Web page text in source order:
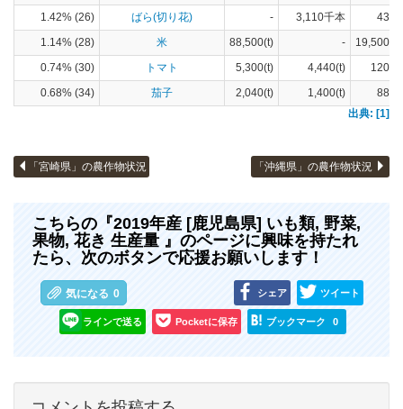
1.42% (26)
ばら(切り花) - 3,110千本
1.14% (28)
米 88,500(t) -
0.74% (30)
トマト 5,300(t) 4,440(t)
0.68% (34)
茄子 2,040(t) 1,400(t)
出典: [1]
「宮崎県」の農作物状況 「沖縄県」の農作物状況
こちらの『2019年産 [鹿児島県] いも類, 野菜,
果物, 花き 生産量 』のページに興味を持たれ
たら、次のボタンで応援お願いします！
気になる 0 シェア ツイート
ラインで送る Pocketに保存 ブックマーク 0